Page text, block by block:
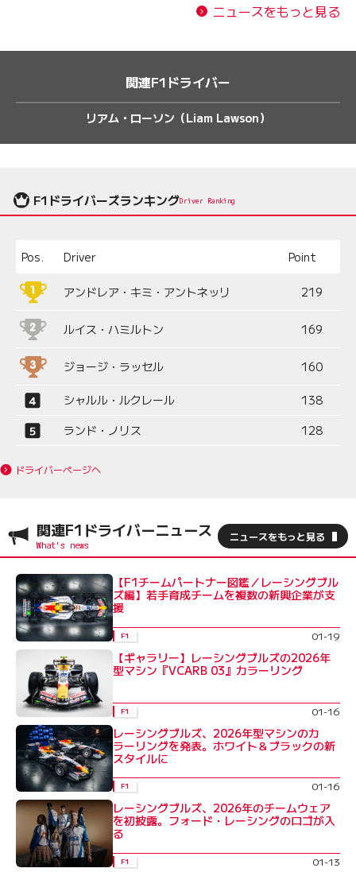
ニュースをもっと見る
関連F1ドライバー
リアム・ローソン（Liam Lawson）
F1ドライバーズランキングDriver Ranking
Pos. Driver Point
アンドレア・キミ・アントネッリ 219
ルイス・ハミルトン 169
ジョージ・ラッセル 160
シャルル・ルクレール
138
ランド・ノリス
128
ドライバーページへ
関連F1ドライバーニュース ニュースをもっと見る
【F1チームパートナー図鑑／レーシングブル
ズ編】若手育成チームを複数の新興企業が支
援
F1 01-19
【ギャラリー】レーシングブルズの2026年
型マシン『VCARB 03』カラーリング
F1 01-16
レーシングブルズ、2026年型マシンのカ
ラーリングを発表。ホワイト＆ブラックの新
スタイルに
F1 01-16
レーシングブルズ、2026年のチームウェア
を初披露。フォード・レーシングのロゴが入
る
F1 01-13